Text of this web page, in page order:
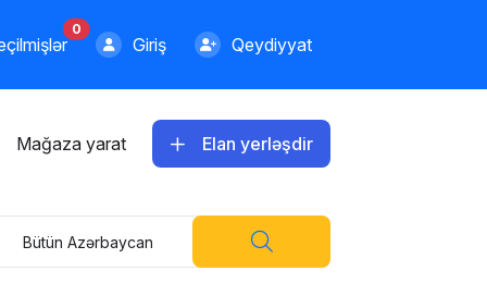
0
Giriş Qeydiyyat
Mağaza yarat Elan yerləşdir
Bütün Azərbaycan